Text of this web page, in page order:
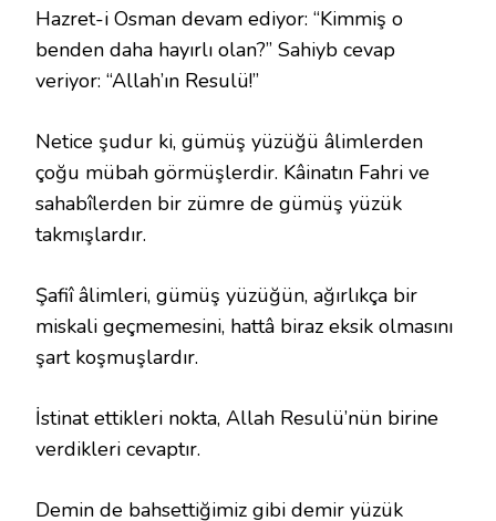
Hazret-i Osman devam ediyor: “Kimmiş o
benden daha hayırlı olan?” Sahiyb cevap
veriyor: “Allah’ın Resulü!”
Netice şudur ki, gümüş yüzüğü âlimlerden
çoğu mübah görmüşlerdir. Kâinatın Fahri ve
sahabîlerden bir zümre de gümüş yüzük
takmışlardır.
Şafiî âlimleri, gümüş yüzüğün, ağırlıkça bir
miskali geçmemesini, hattâ biraz eksik olmasını
şart koşmuşlardır.
İstinat ettikleri nokta, Allah Resulü’nün birine
verdikleri cevaptır.
Demin de bahsettiğimiz gibi demir yüzük